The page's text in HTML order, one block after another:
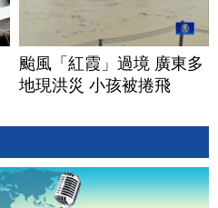
颱風「紅霞」過境 廣東多
地現洪災 小孩被捲飛